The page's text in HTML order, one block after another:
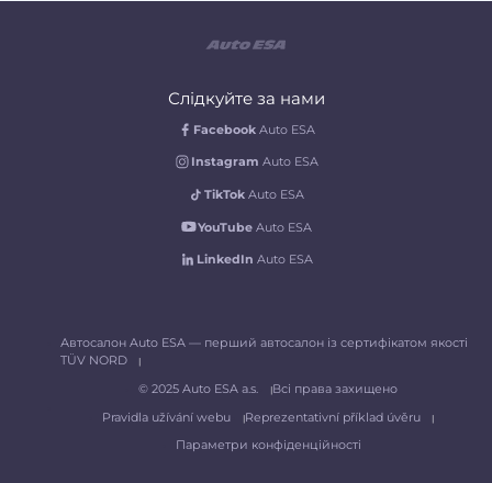
Слідкуйте за нами
Facebook Auto ESA
Instagram Auto ESA
TikTok Auto ESA
YouTubeAuto ESA
LinkedIn Auto ESA
Автосалон Auto ESA — перший автосалон із сертифікатом якості
TÜV NORD
© 2025 Auto ESA a.s.
Всі права захищено
Pravidla užívání webu
Reprezentativní příklad úvěru
Параметри конфіденційності